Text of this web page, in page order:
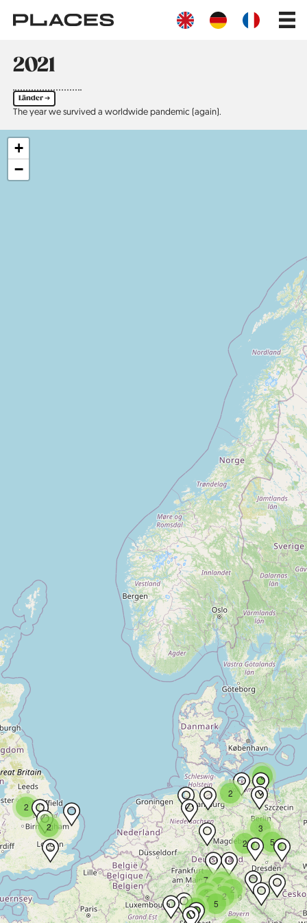
zum
Inhalt
Main
2021
Länder ➔
The year we survived a worldwide pandemic (again).
2
2
2
6
2
3
5
2
7
2
2
8
7 5
3
7
+
−